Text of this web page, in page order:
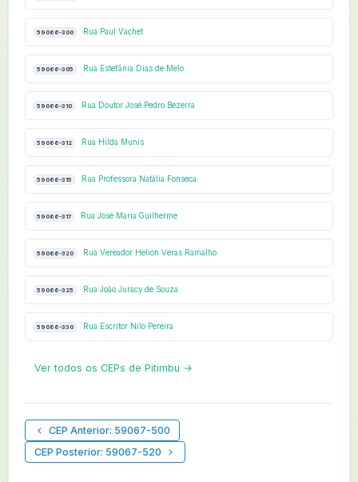
59066-300 Rua Paul Vachet
59066-305 Rua Estefânia Dias de Melo
59066-310 Rua Doutor José Pedro Bezerra
59066-312 Rua Hilda Munis
59066-315 Rua Professora Natália Fonseca
59066-317 Rua José Maria Guilherme
59066-320 Rua Vereador Helion Veras Ramalho
59066-325 Rua João Juracy de Souza
59066-330 Rua Escritor Nilo Pereira
Ver todos os CEPs de Pitimbu →
CEP Anterior: 59067-500
CEP Posterior: 59067-520